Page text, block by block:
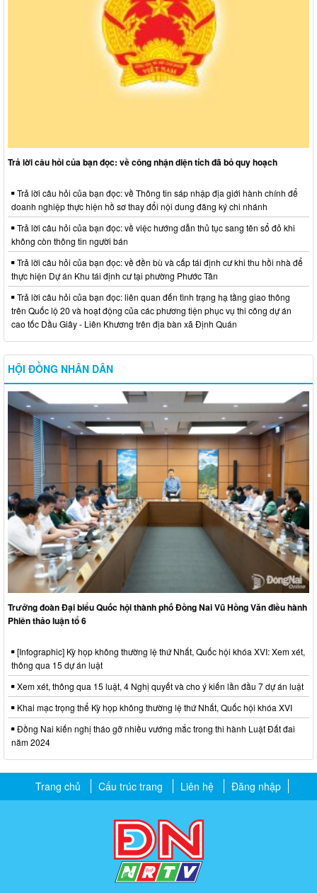
Trả lời câu hỏi của bạn đọc: về công nhận diện tích đã bỏ quy hoạch
Trả lời câu hỏi của bạn đọc: về Thông tin sáp nhập địa giới hành chính để
doanh nghiệp thực hiện hồ sơ thay đổi nội dung đăng ký chi nhánh
Trả lời câu hỏi của bạn đọc: về việc hướng dẫn thủ tục sang tên sổ đỏ khi
không còn thông tin người bán
Trả lời câu hỏi của bạn đọc: về đền bù và cấp tái định cư khi thu hồi nhà để
thực hiện Dự án Khu tái định cư tại phường Phước Tân
Trả lời câu hỏi của bạn đọc: liên quan đến tình trạng hạ tầng giao thông
trên Quốc lộ 20 và hoạt động của các phương tiện phục vụ thi công dự án
cao tốc Dầu Giây - Liên Khương trên địa bàn xã Định Quán
HỘI ĐỒNG NHÂN DÂN
Trưởng đoàn Đại biểu Quốc hội thành phố Đồng Nai Vũ Hồng Văn điều hành
Phiên thảo luận tổ 6
[Infographic] Kỳ họp không thường lệ thứ Nhất, Quốc hội khóa XVI: Xem xét,
thông qua 15 dự án luật
Xem xét, thông qua 15 luật, 4 Nghị quyết và cho ý kiến lần đầu 7 dự án luật
Khai mạc trọng thể Kỳ họp không thường lệ thứ Nhất, Quốc hội khóa XVI
Đồng Nai kiến nghị tháo gỡ nhiều vướng mắc trong thi hành Luật Đất đai
năm 2024
Trang chủ Cấu trúc trang Liên hệ Đăng nhập